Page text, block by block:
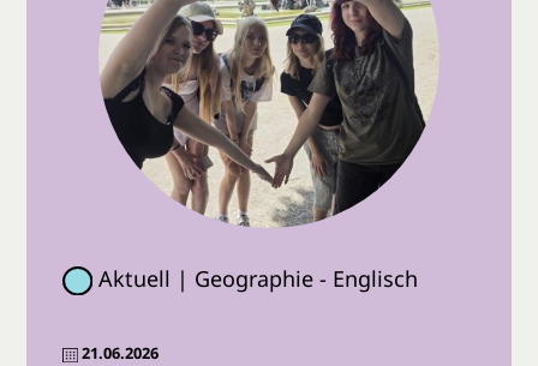
Aktuell | Geographie - Englisch
21.06.2026